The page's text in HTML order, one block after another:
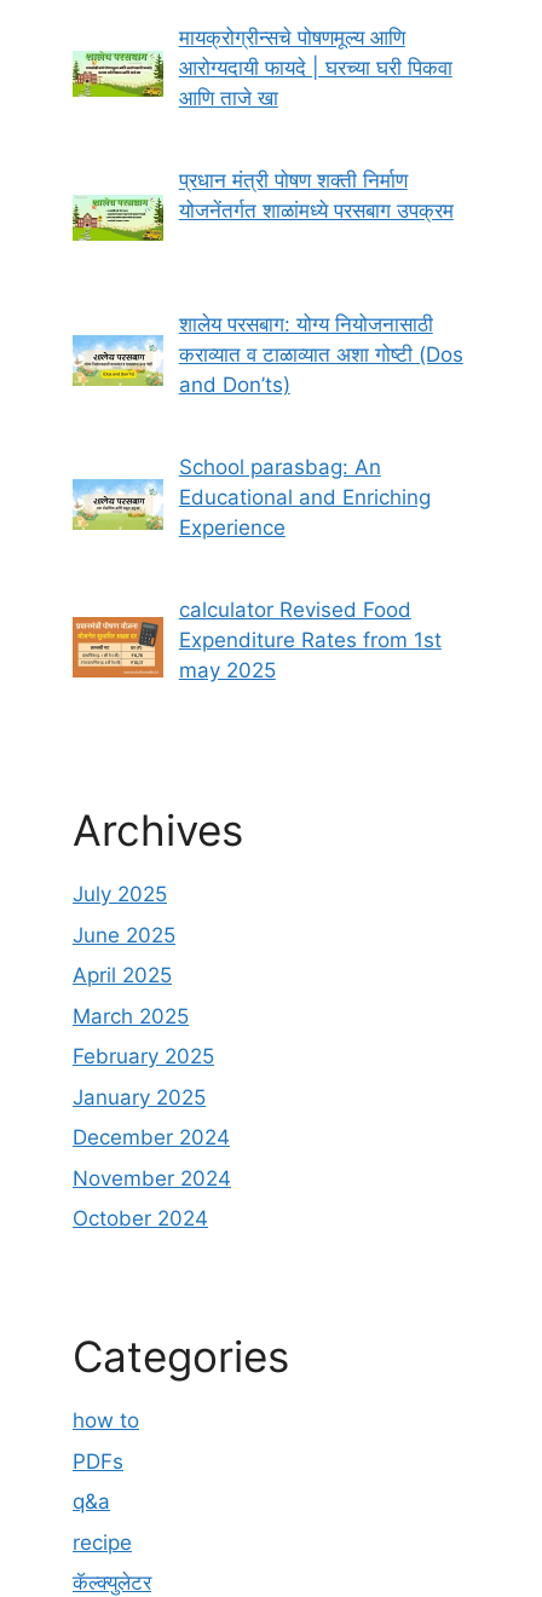
मायक्रोग्रीन्सचे पोषणमूल्य आणि
आरोग्यदायी फायदे | घरच्या घरी पिकवा
आणि ताजे खा
प्रधान मंत्री पोषण शक्ती निर्माण
योजनेंतर्गत शाळांमध्ये परसबाग उपक्रम
शालेय परसबाग: योग्य नियोजनासाठी
कराव्यात व टाळाव्यात अशा गोष्टी (Dos
and Don’ts)
School parasbag: An
Educational and Enriching
Experience
calculator Revised Food
Expenditure Rates from 1st
may 2025
Archives
July 2025
June 2025
April 2025
March 2025
February 2025
January 2025
December 2024
November 2024
October 2024
Categories
how to
PDFs
q&a
recipe
कॅल्क्युलेटर